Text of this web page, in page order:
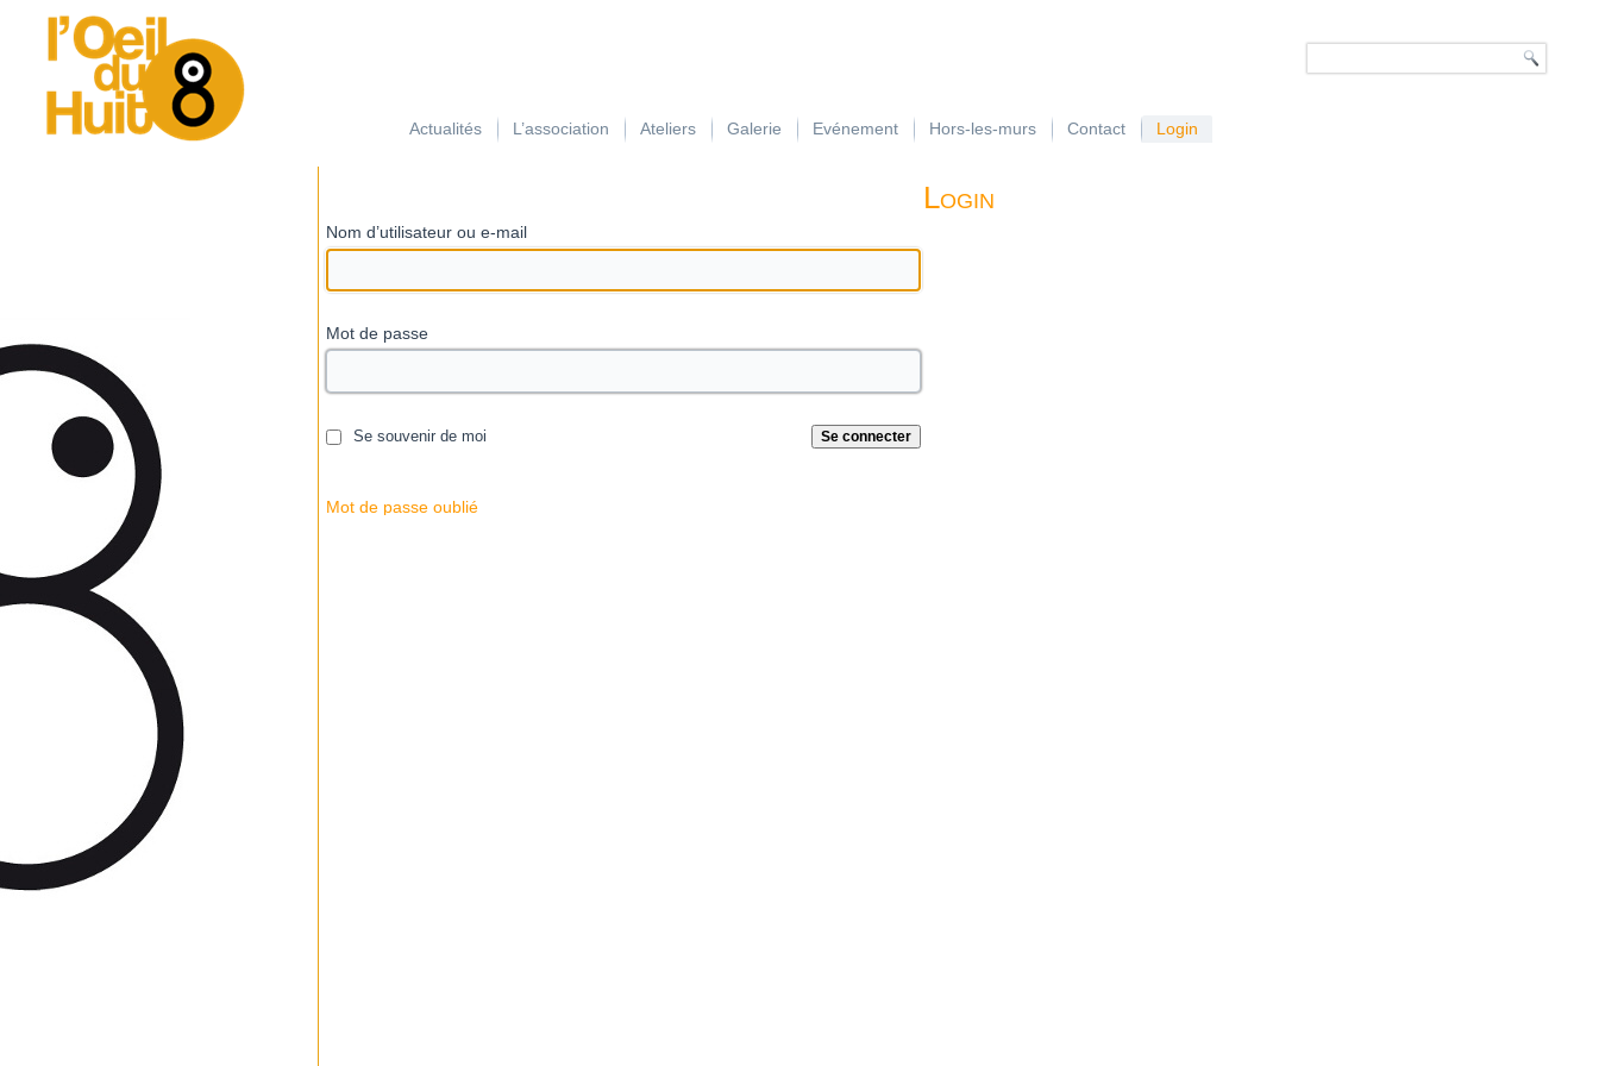
Actualités L’association Ateliers Galerie Evénement Hors-les-murs Contact Login
Login
Nom d’utilisateur ou e-mail
Mot de passe
Se souvenir de moi
Mot de passe oublié